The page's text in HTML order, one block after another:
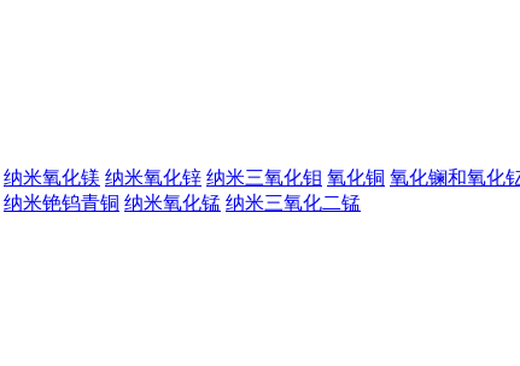
纳米氧化镁 纳米氧化锌 纳米三氧化钼 氧化铜 氧化镧和氧化
纳米铯钨青铜 纳米氧化锰 纳米三氧化二锰